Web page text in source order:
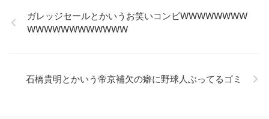
ガレッジセールとかいうお笑いコンビWWWWWWWW
WWWWWWWWWWWW
石橋貴明とかいう帝京補欠の癖に野球人ぶってるゴミ